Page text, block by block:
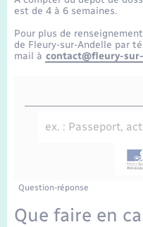
Etat-civil - Papiers -
Mariage – PACS
Recensement
Loisirs
Transports scolaires
Travaux -
public
Compétences
Présentation de la
La Communauté de
est de 4 à 6 semaines.
Pour plus de
de Fleury-sur-Andelle par
mail à contact@fleury-
Question-réponse
Que faire en